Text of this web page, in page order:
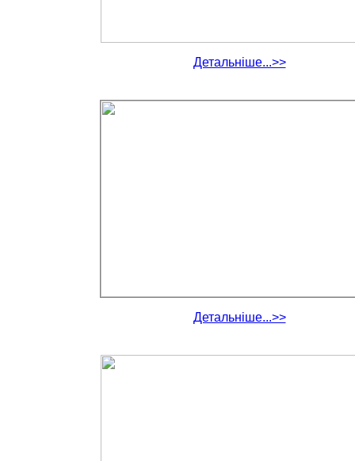
Детальніше...>>
Детальніше...>>